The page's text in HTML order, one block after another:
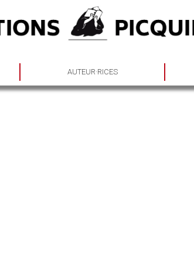
AUTEUR·RICES